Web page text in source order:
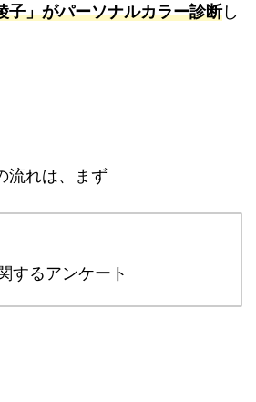
子」がパーソナルカラー診断し
流れは、まず
するアンケート